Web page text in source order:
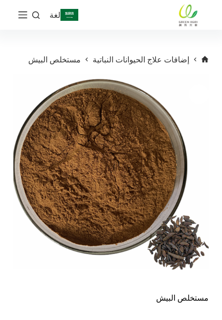
لغة
إضافات علاج الحيوانات النباتية مستخلص البيش
مستخلص البيش